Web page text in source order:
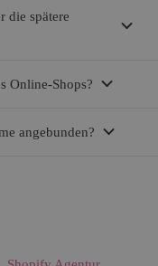
die spätere
Online-Shops?
angebunden?